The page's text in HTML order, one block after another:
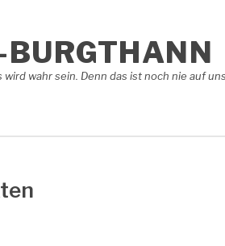
wird wahr sein. Denn das ist noch nie auf